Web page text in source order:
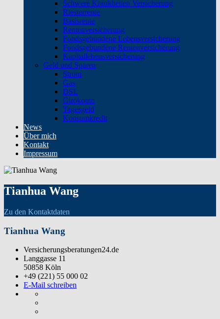
Schwere Krankheiten Versicherung
Riesterrente
Basisrente
Rentenversicherung
Fondsgebundene Lebensversicherung
Fondsgebundene Rentenversicherung
Kapitallebensversicherung
Geld und Sparen
Strom
Gas
DSL
Girokonto
Tagesgeld
Konsumkredit
News
Über mich
Kontakt
Impressum
Tianhua Wang
Zu den Kontaktdaten
Tianhua Wang
Versicherungsberatungen24.de
Langgasse 11
50858 Köln
+49 (221) 55 000 02
E-Mail schreiben